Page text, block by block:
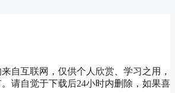
自互联网，仅供个人欣赏、学习之用，
请自觉于下载后24小时内删除，如果喜